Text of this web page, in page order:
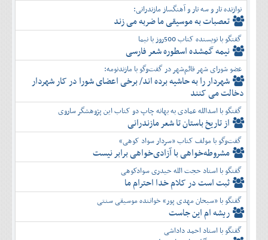
نوازنده تار و سه تار و آهنگساز مازندرانی:
تعصبات به موسیقی ما ضربه می زند
گفتگو با نویسنده کتاب 500روز با نیما
نیمه گمشده اسطوره شعر فارسی
عضو شورای شهر قائم‌شهر در گفت‌و‌گو با مازندنومه:
شهردار را به حاشیه برده اند/ برخی اعضای شورا در کار شهردار
دخالت می کنند
گفتگو با اسدالله عمادی به بهانه چاپ دو کتاب این پژوهشگر ساروی
از تاریخ باستان تا شعر مازندرانی
گفت‌وگو با مولف کتاب «سردار سواد کوهی»
مشروطه‌خواهی با آزادی‌خواهی برابر نیست
گفتگو با استاد حجت الله حیدری سوادکوهی
ثبت است در کلام خدا احترام ما
گفتگو با «سبحان مهدی پور» خواننده موسیقی سنتی
ریشه ام این جاست
گفتگو با استاد احمد داداشی